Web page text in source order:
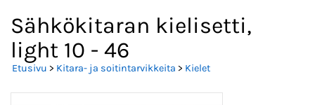
Sähkökitaran kielisetti,
light 10 - 46
Etusivu > Kitara- ja soitintarvikkeita > Kielet